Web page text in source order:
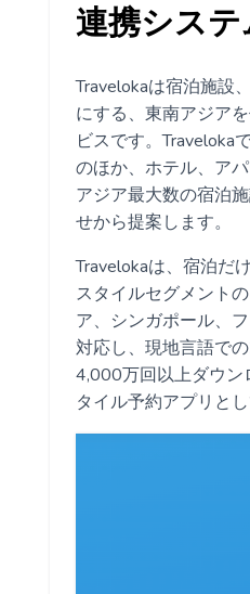
連携シス
Travelokaは宿泊施設
にする、東南アジア
ビスです。Traveloka
のほか、ホテル、ア
アジア最大数の宿泊
せから提案します。
Travelokaは、宿泊だ
スタイルセグメント
ア、シンガポール、
対応し、現地言語で
4,000万回以上ダウン
タイル予約アプリと